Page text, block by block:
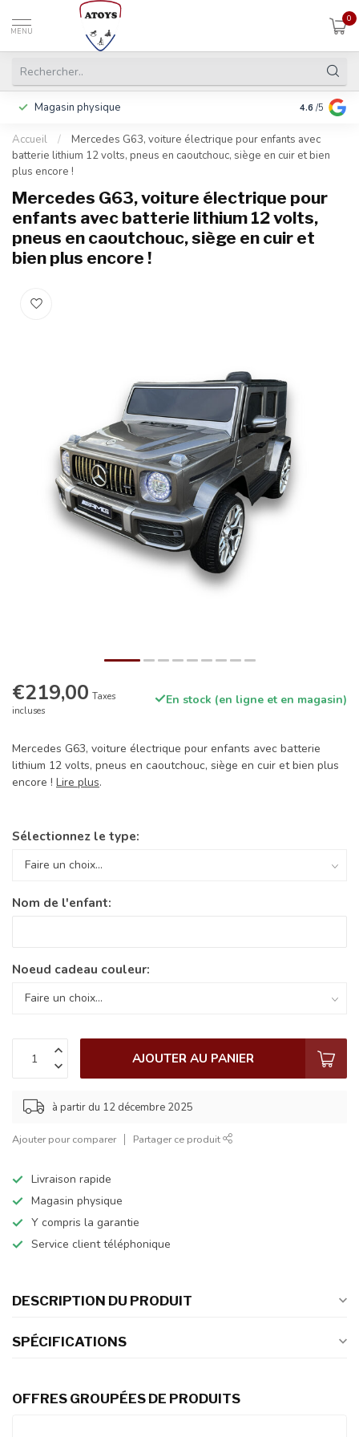
MENU
0
Magasin physique Y compris
4.6 /5
Accueil /
Mercedes G63, voiture électrique pour enfants avec
batterie lithium 12 volts, pneus en caoutchouc, siège en cuir et bien
plus encore !
Mercedes G63, voiture électrique pour
enfants avec batterie lithium 12 volts,
pneus en caoutchouc, siège en cuir et
bien plus encore !
€219,00 Taxes
incluses
En stock (en ligne et en magasin)
Mercedes G63, voiture électrique pour enfants avec batterie
lithium 12 volts, pneus en caoutchouc, siège en cuir et bien plus
encore ! Lire plus.
Sélectionnez le type:
Nom de l'enfant:
Noeud cadeau couleur:
AJOUTER AU PANIER
à partir du 12 décembre 2025
Ajouter pour comparer Partager ce produit
Livraison rapide
Magasin physique
Y compris la garantie
Service client téléphonique
DESCRIPTION DU PRODUIT
SPÉCIFICATIONS
OFFRES GROUPÉES DE PRODUITS